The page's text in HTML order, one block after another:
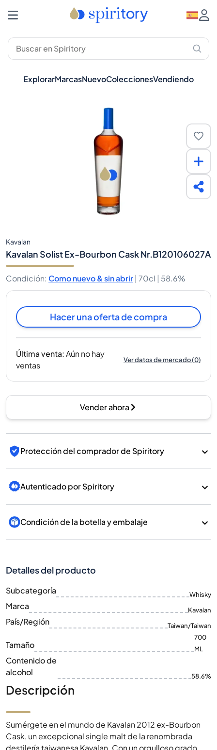
ExplorarMarcasNuevoColeccionesVendiendo
Kavalan
Kavalan Solist Ex-Bourbon Cask Nr.B120106027A
Condición: Como nuevo & sin abrir | 70cl | 58.6%
Hacer una oferta de compra
Última venta:Aún no hay
ventas
Ver datos de mercado(0)
Vender ahora
Protección del comprador de Spiritory
Autenticado por Spiritory
Condición de la botella y embalaje
Detalles del producto
Subcategoría Whisky
Marca Kavalan
País/Región Taiwan/Taiwan
Tamaño
700
ML
Contenido de
alcohol
58.6%
Descripción
Sumérgete en el mundo de Kavalan 2012 ex-Bourbon
Cask, un excepcional single malt de la renombrada
destilería taiwanesa Kavalan. Con un orgulloso grado